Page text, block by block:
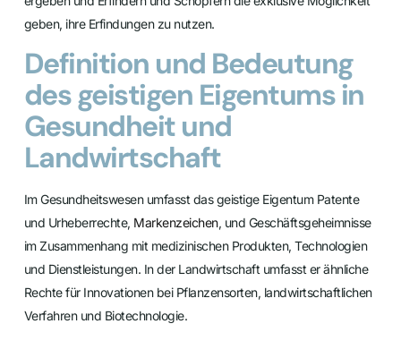
geben, ihre Erfindungen zu nutzen.
Definition und Bedeutung
des geistigen Eigentums in
Gesundheit und
Landwirtschaft
Im Gesundheitswesen umfasst das geistige Eigentum Patente
und Urheberrechte, Markenzeichen, und Geschäftsgeheimnisse
im Zusammenhang mit medizinischen Produkten, Technologien
und Dienstleistungen. In der Landwirtschaft umfasst er ähnliche
Rechte für Innovationen bei Pflanzensorten, landwirtschaftlichen
Verfahren und Biotechnologie.